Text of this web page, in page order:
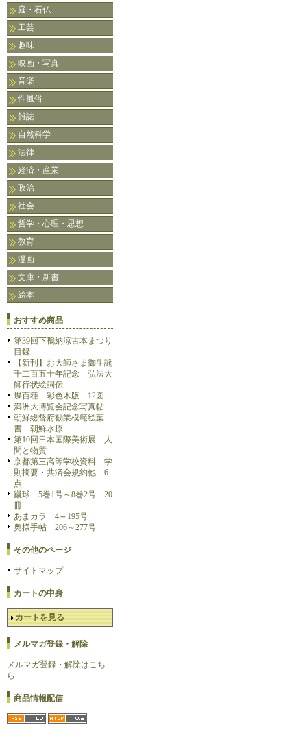
庭・石仏
工芸
趣味
映画・写真
音楽
性風俗
雑誌
自然科学
法律
経済・産業
政治
社会
哲学・心理・思想
教育
漫画
文庫・新書
絵本
おすすめ商品
第39回下鴨納涼古本まつり
目録
【新刊】お大師さま御生誕
千二百五十年記念 弘法大
師行状絵詞伝
蝶百種 彩色木版 12図
満洲大博覧会記念写真帖
朝鮮総督府勧業模範絵葉
書 朝鮮水原
第10回日本国際美術展 人
間と物質
京都第三高等学校資料 学
則摘要・共済会規約他 6
点
蹴球 5巻1号～8巻2号 20
冊
あまカラ 4～195号
奥様手帖 206～277号
その他のページ
サイトマップ
カートの中身
カートを見る
メルマガ登録・解除
メルマガ登録・解除はこち
ら
商品情報配信